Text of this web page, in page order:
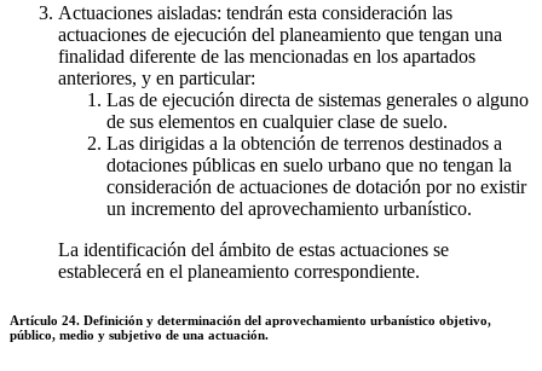
Actuaciones aisladas: tendrán esta consideración las
actuaciones de ejecución del planeamiento que tengan una
finalidad diferente de las mencionadas en los apartados
anteriores, y en particular:
Las de ejecución directa de sistemas generales o alguno
de sus elementos en cualquier clase de suelo.
Las dirigidas a la obtención de terrenos destinados a
dotaciones públicas en suelo urbano que no tengan la
consideración de actuaciones de dotación por no existir
un incremento del aprovechamiento urbanístico.
La identificación del ámbito de estas actuaciones se
establecerá en el planeamiento correspondiente.
Artículo 24. Definición y determinación del aprovechamiento urbanístico objetivo,
público, medio y subjetivo de una actuación.